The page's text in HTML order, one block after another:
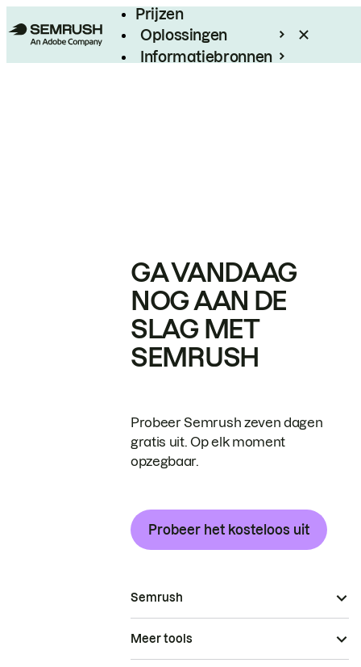
Prijzen
Oplossingen
Informatiebronnen
GA VANDAAG
NOG AAN DE
SLAG MET
SEMRUSH
Probeer Semrush zeven dagen
gratis uit. Op elk moment
opzegbaar.
Probeer het kosteloos uit
Semrush
Meer tools